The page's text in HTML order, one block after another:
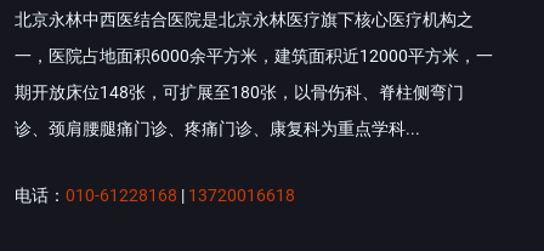
北京永林中西医结合医院是北京永林医疗旗下核心医疗机构之
一，医院占地面积6000余平方米，建筑面积近12000平方米，一
期开放床位148张，可扩展至180张，以骨伤科、脊柱侧弯门
诊、颈肩腰腿痛门诊、疼痛门诊、康复科为重点学科...
电话： 010-61228168 | 13720016618